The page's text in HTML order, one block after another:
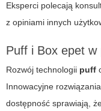
Eksperci polecają
z opiniami innych
Puff i Box epet w
Rozwój technologii puff
Innowacyjne
dostępność sprawiają,